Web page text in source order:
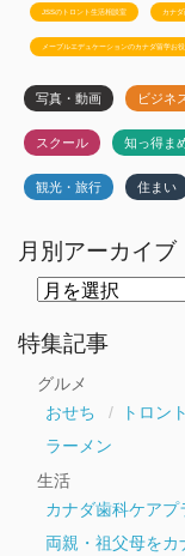
JSSのトロント生活相談室 カナ
メープルエデュケーションのカナダ留学お
写真・動画 ビジネ
スクール 知っ得ま
観光・旅行 住まい
月別アーカイブ
ー
カ
特集記事
グルメ
おせち
トロン
ラーメン
生活
カナダ歯科ケアプ
両親・祖父母を